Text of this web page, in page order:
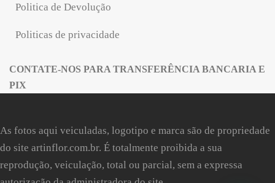
Politica de Devolução
Politicas de privacidade
CONTATE-NOS PARA TRANSFERÊNCIA BANCARIA E
PIX
As fotos aqui veiculadas, logotipo e marca são de propriedade
do site artinflor.com.br. É totalmente proibida a sua
reprodução, veiculação, total ou parcial, sem a expressa